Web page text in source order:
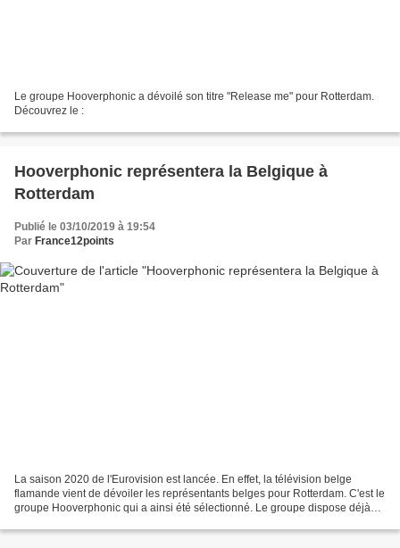
Le groupe Hooverphonic a dévoilé son titre "Release me" pour Rotterdam.
Découvrez le :
Hooverphonic représentera la Belgique à
Rotterdam
Publié le 03/10/2019 à 19:54
Par France12points
La saison 2020 de l'Eurovision est lancée. En effet, la télévision belge
flamande vient de dévoiler les représentants belges pour Rotterdam. C'est le
groupe Hooverphonic qui a ainsi été sélectionné. Le groupe dispose déjà